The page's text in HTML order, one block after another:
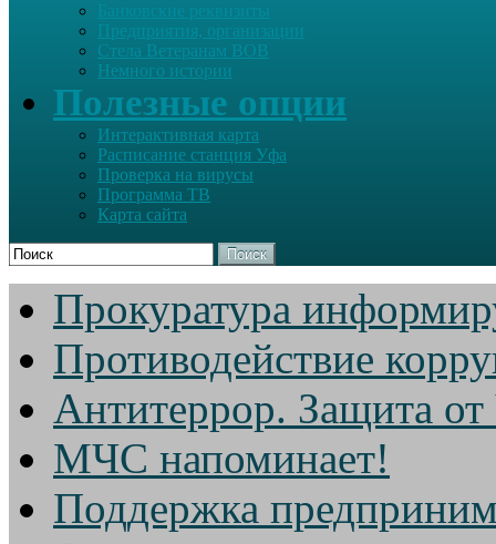
Банковские реквизиты
Предприятия, организации
Стела Ветеранам ВОВ
Немного истории
Полезные опции
Интерактивная карта
Расписание станция Уфа
Проверка на вирусы
Программа ТВ
Карта сайта
Поиск
Прокуратура
Противодействие
Антитеррор. Защита
МЧС напоминает!
Поддержка